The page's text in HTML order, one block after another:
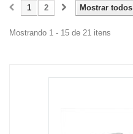
Mostrar todos
1 2
Mostrando 1 - 15 de 21 itens